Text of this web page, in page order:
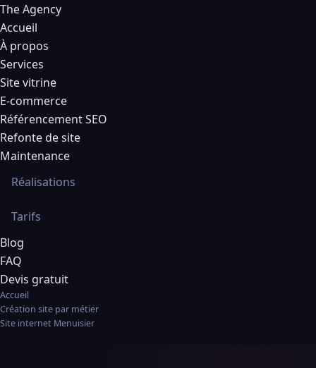
The Agency
Accueil
À propos
Services
Site vitrine
E-commerce
Référencement SEO
Refonte de site
Maintenance
Réalisations
Tarifs
Blog
FAQ
Devis gratuit
Accueil
Création site par métier
Site internet Menuisier